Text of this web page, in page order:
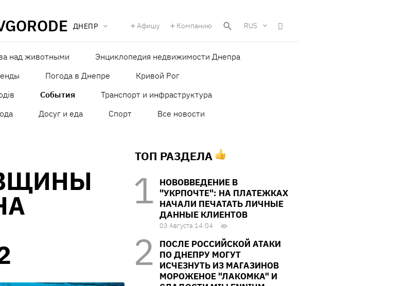
ДНЕПР Афишу Компанию RUS
над животными
Энциклопедия недвижимости Днепра
Погода в Днепре
Кривой Рог
События
Транспорт и инфраструктура
Досуг и еда Спорт Все новости
ТОП РАЗДЕЛА
НОВОВВЕДЕНИЕ В
"УКРПОЧТЕ": НА ПЛАТЕЖКАХ
НАЧАЛИ ПЕЧАТАТЬ ЛИЧНЫЕ
ДАННЫЕ КЛИЕНТОВ
03 Августа 14:04
ПОСЛЕ РОССИЙСКОЙ АТАКИ
ПО ДНЕПРУ МОГУТ
ИСЧЕЗНУТЬ ИЗ МАГАЗИНОВ
МОРОЖЕНОЕ "ЛАКОМКА" И